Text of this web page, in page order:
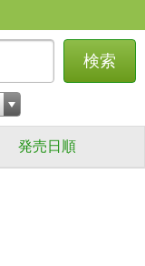
検索
発売日順